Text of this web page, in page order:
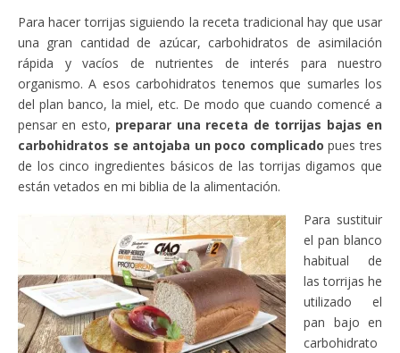
Para hacer torrijas siguiendo la receta tradicional hay que usar
una gran cantidad de azúcar, carbohidratos de asimilación
rápida y vacíos de nutrientes de interés para nuestro
organismo. A esos carbohidratos tenemos que sumarles los
del plan banco, la miel, etc. De modo que cuando comencé a
pensar en esto, preparar una receta de torrijas bajas en
carbohidratos se antojaba un poco complicado pues tres
de los cinco ingredientes básicos de las torrijas digamos que
están vetados en mi biblia de la alimentación.
Para sustituir
el pan blanco
habitual de
las torrijas he
utilizado el
pan bajo en
carbohidrato